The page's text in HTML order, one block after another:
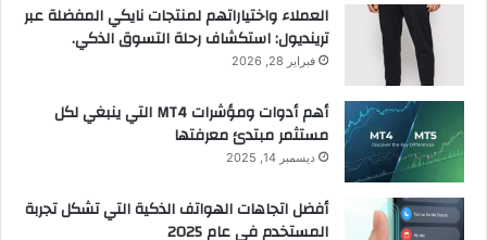
العملاء واختياراتهم لمنتجات نايكي المفضلة عبر
ترينديول: استكشاف رحلة التسوق الذكي.
فبراير 28, 2026
أهم أدوات ومؤشرات MT4 التي ينبغي لكل
مستثمر مبتدئ معرفتها
ديسمبر 14, 2025
أفضل اتجاهات الهواتف الذكية التي تشكل تجربة
المستخدم في عام 2025